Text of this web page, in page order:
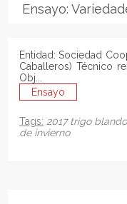
Ensayo:
Entidad: Sociedad
Caballeros) Técnico
Obj...
Ensayo
Tags: 2017trigo blando
de invierno